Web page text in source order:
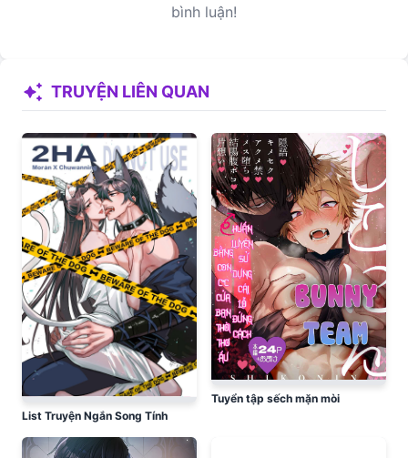
bình luận!
auto_awesome TRUYỆN LIÊN QUAN
List Truyện Ngắn Song Tính
Tuyển tập sếch mặn mòi